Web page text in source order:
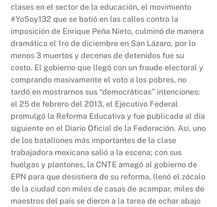
clases en el sector de la educación, el movimiento
#YoSoy132 que se batió en las calles contra la
imposición de Enrique Peña Nieto, culminó de manera
dramática el 1ro de diciembre en San Lázaro, por lo
menos 3 muertos y decenas de detenidos fue su
costo. El gobierno que llegó con un fraude electoral y
comprando masivamente el voto a los pobres, no
tardó en mostrarnos sus “democráticas” intenciones:
el 25 de febrero del 2013, el Ejecutivo Federal
promulgó la Reforma Educativa y fue publicada al día
siguiente en el Diario Oficial de la Federación. Así, uno
de los batallones más importantes de la clase
trabajadora mexicana salió a la escena; con sus
huelgas y plantones, la CNTE amagó al gobierno de
EPN para que desistiera de su reforma, llenó el zócalo
de la ciudad con miles de casas de acampar, miles de
maestros del país se dieron a la tarea de echar abajo